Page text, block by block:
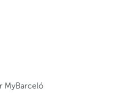
MyBarceló